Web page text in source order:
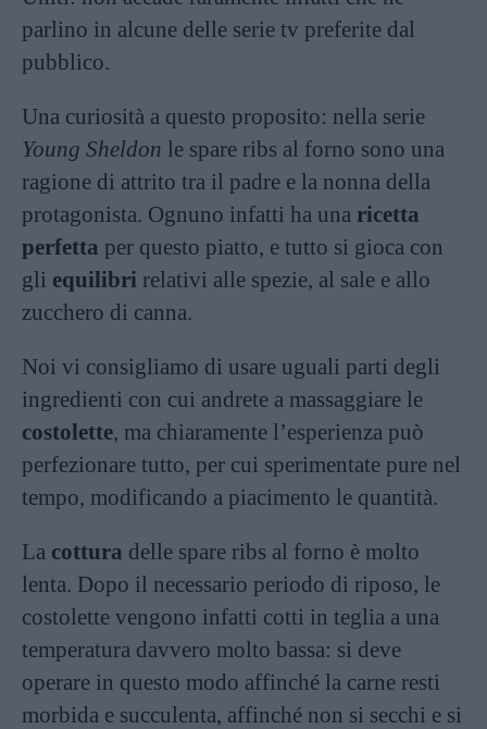
parlino in alcune delle serie tv preferite dal
pubblico.
Una curiosità a questo proposito: nella serie
Young Sheldon le spare ribs al forno sono una
ragione di attrito tra il padre e la nonna della
protagonista. Ognuno infatti ha una ricetta
perfetta per questo piatto, e tutto si gioca con
gli equilibri relativi alle spezie, al sale e allo
zucchero di canna.
Noi vi consigliamo di usare uguali parti degli
ingredienti con cui andrete a massaggiare le
costolette, ma chiaramente l’esperienza può
perfezionare tutto, per cui sperimentate pure nel
tempo, modificando a piacimento le quantità.
La cottura delle spare ribs al forno è molto
lenta. Dopo il necessario periodo di riposo, le
costolette vengono infatti cotti in teglia a una
temperatura davvero molto bassa: si deve
operare in questo modo affinché la carne resti
morbida e succulenta, affinché non si secchi e si